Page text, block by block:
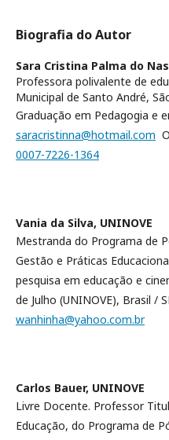
Biografia do Autor
Sara Cristina Palma do
Professora polivalente de
Municipal de Santo André,
Graduação em Pedagogia e
saracristinna@hotmail.com
0007-7226-1364
Vania da Silva, UNINOVE
Mestranda do Programa de
Gestão e Práticas
pesquisa em educação e
de Julho (UNINOVE), Brasil /
wanhinha@yahoo.com.br
Carlos Bauer, UNINOVE
Livre Docente. Professor
Educação, do Programa de